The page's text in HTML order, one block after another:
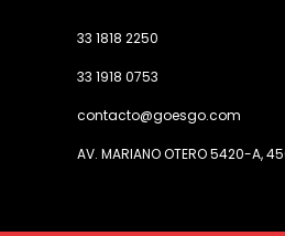
33 1818 2250
33 1918 0753
contacto@goesgo.com
AV. MARIANO OTERO 5420-A,